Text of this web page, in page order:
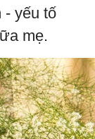
- yếu tố
mẹ.